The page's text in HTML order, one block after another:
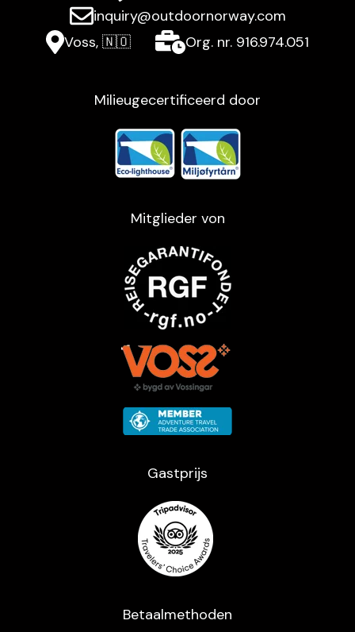
inquiry@outdoornorway.com
Voss, 🇳🇴
Org. nr. 916.974.051
Milieugecertificeerd door
Mitglieder von
Gastprijs
Betaalmethoden